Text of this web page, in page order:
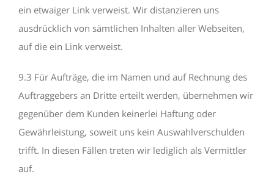
ein etwaiger Link verweist. Wir distanzieren uns
ausdrücklich von sämtlichen Inhalten aller Webseiten,
auf die ein Link verweist.
9.3 Für Aufträge, die im Namen und auf Rechnung des
Auftraggebers an Dritte erteilt werden, übernehmen wir
gegenüber dem Kunden keinerlei Haftung oder
Gewährleistung, soweit uns kein Auswahlverschulden
trifft. In diesen Fällen treten wir lediglich als Vermittler
auf.